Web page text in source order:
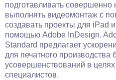
подготавливать
выполнять видеомонтаж с
создавать проекты для iPad
помощью Adobe InDesign.
Standard предлагает
для печатного производства
усовершенствований в
специалистов.